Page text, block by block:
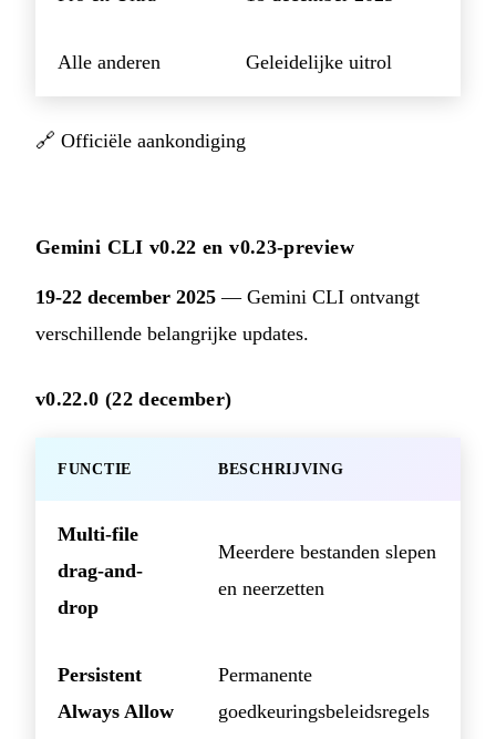
Alle anderen Geleidelijke uitrol
🔗 Officiële aankondiging
Gemini CLI v0.22 en v0.23-preview
19-22 december 2025 — Gemini CLI ontvangt
verschillende belangrijke updates.
v0.22.0 (22 december)
FUNCTIE BESCHRIJVING
Multi-file
drag-and-
drop
Meerdere bestanden slepen
en neerzetten
Persistent
Always Allow
Permanente
goedkeuringsbeleidsregels